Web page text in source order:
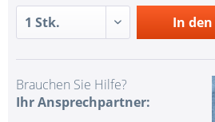
In den
Brauchen Sie Hilfe?
Ihr Ansprechpartner: